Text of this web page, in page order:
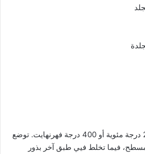
– يحمى الفرن لغاية 200 درجة مئوية أو 400 درجة فهرنهايت. توضع
فيما تخلط فيي طبق آخر بذور